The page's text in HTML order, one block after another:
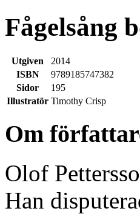
Fågelsång
Utgiven
2014
ISBN
9789185747382
Sidor
195
Illustratör Timothy Crisp
Om
Olof
Han